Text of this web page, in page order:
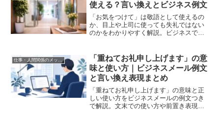
使える？言い換えとビジネス例文
「お気をつけて」は敬語として使えるの
か、目上や上司に使っても失礼ではない
のかをわかりやすく解説。ビジネスで使
す。
「重ねてお礼申し上げます」の意
味と使い方｜ビジネスメール例文
と言い換え表現まとめ
「重ねてお礼申し上げます」の意味と正
しい使い方をビジネスメールの例文つき
で解説。文末での使い方や前置き表現の